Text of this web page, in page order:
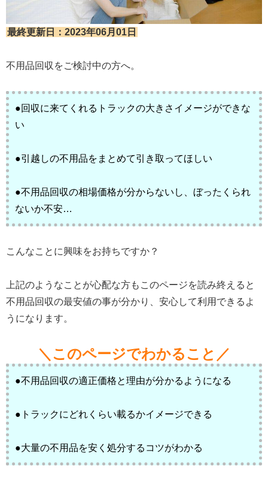
最終更新日：2023年06月01日
不用品回収をご検討中の方へ。
●回収に来てくれるトラックの大きさイメージができな
い
●引越しの不用品をまとめて引き取ってほしい
●不用品回収の相場価格が分からないし、ぼったくられ
ないか不安…
こんなことに興味をお持ちですか？
上記のようなことが心配な方もこのページを読み終えると
不用品回収の最安値の事が分かり、安心して利用できるよ
うになります。
＼このページでわかること／
●不用品回収の適正価格と理由が分かるようになる
●トラックにどれくらい載るかイメージできる
●大量の不用品を安く処分するコツがわかる